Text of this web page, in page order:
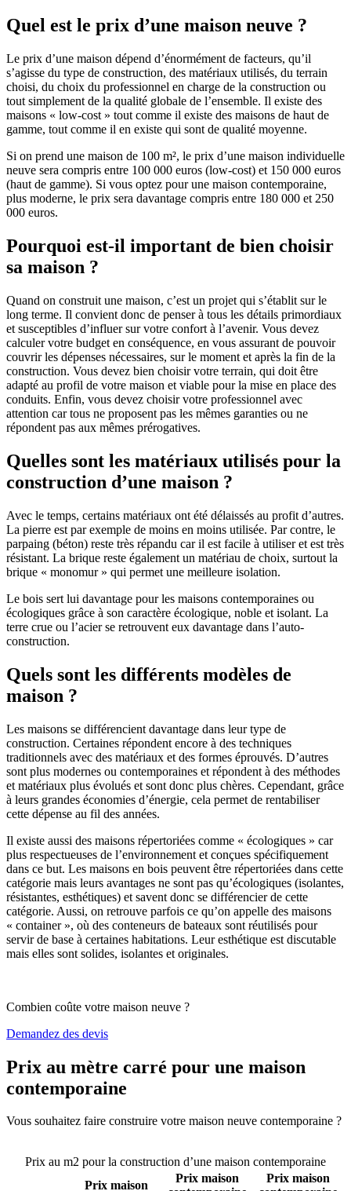
Quel est le prix d’une maison neuve ?
Le prix d’une maison dépend d’énormément de facteurs, qu’il
s’agisse du type de construction, des matériaux utilisés, du terrain
choisi, du choix du professionnel en charge de la construction ou
tout simplement de la qualité globale de l’ensemble. Il existe des
maisons « low-cost » tout comme il existe des maisons de haut de
gamme, tout comme il en existe qui sont de qualité moyenne.
Si on prend une maison de 100 m², le prix d’une maison individuelle
neuve sera compris entre 100 000 euros (low-cost) et 150 000 euros
(haut de gamme). Si vous optez pour une maison contemporaine,
plus moderne, le prix sera davantage compris entre 180 000 et 250
000 euros.
Pourquoi est-il important de bien choisir
sa maison ?
Quand on construit une maison, c’est un projet qui s’établit sur le
long terme. Il convient donc de penser à tous les détails primordiaux
et susceptibles d’influer sur votre confort à l’avenir. Vous devez
calculer votre budget en conséquence, en vous assurant de pouvoir
couvrir les dépenses nécessaires, sur le moment et après la fin de la
construction. Vous devez bien choisir votre terrain, qui doit être
adapté au profil de votre maison et viable pour la mise en place des
conduits. Enfin, vous devez choisir votre professionnel avec
attention car tous ne proposent pas les mêmes garanties ou ne
répondent pas aux mêmes prérogatives.
Quelles sont les matériaux utilisés pour la
construction d’une maison ?
Avec le temps, certains matériaux ont été délaissés au profit d’autres.
La pierre est par exemple de moins en moins utilisée. Par contre, le
parpaing (béton) reste très répandu car il est facile à utiliser et est très
résistant. La brique reste également un matériau de choix, surtout la
brique « monomur » qui permet une meilleure isolation.
Le bois sert lui davantage pour les maisons contemporaines ou
écologiques grâce à son caractère écologique, noble et isolant. La
terre crue ou l’acier se retrouvent eux davantage dans l’auto-
construction.
Quels sont les différents modèles de
maison ?
Les maisons se différencient davantage dans leur type de
construction. Certaines répondent encore à des techniques
traditionnels avec des matériaux et des formes éprouvés. D’autres
sont plus modernes ou contemporaines et répondent à des méthodes
et matériaux plus évolués et sont donc plus chères. Cependant, grâce
à leurs grandes économies d’énergie, cela permet de rentabiliser
cette dépense au fil des années.
Il existe aussi des maisons répertoriées comme « écologiques » car
plus respectueuses de l’environnement et conçues spécifiquement
dans ce but. Les maisons en bois peuvent être répertoriées dans cette
catégorie mais leurs avantages ne sont pas qu’écologiques (isolantes,
résistantes, esthétiques) et savent donc se différencier de cette
catégorie. Aussi, on retrouve parfois ce qu’on appelle des maisons
« container », où des conteneurs de bateaux sont réutilisés pour
servir de base à certaines habitations. Leur esthétique est discutable
mais elles sont solides, isolantes et originales.
Combien coûte votre maison neuve ?
Demandez des devis
Prix au mètre carré pour une maison
contemporaine
Vous souhaitez faire construire votre maison neuve contemporaine ?
Prix au m2 pour la construction d’une maison contemporaine
Prix maison
Prix maison
Prix maison